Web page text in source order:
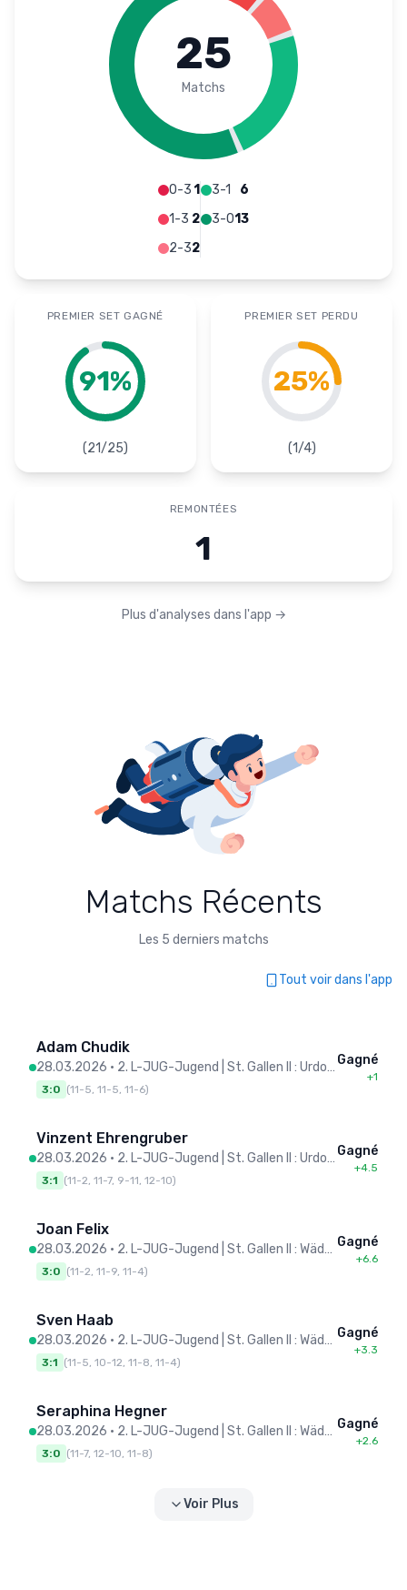
25
Matchs
0-31
1-3 2
2-32
3-1
6
3-013
PREMIER SET GAGNÉ
91%
(21/25)
PREMIER SET PERDU
25%
(1/4)
REMONTÉES
1
Plus d'analyses dans l'app →
Matchs Récents
Les 5 derniers matchs
Tout voir dans l'app
Adam Chudik
28.03.2026 • 2. L-JUG-Jugend | St. Gallen II : Urdorf
3:0 (11-5, 11-5, 11-6)
Gagné
+1
Vinzent Ehrengruber
28.03.2026 • 2. L-JUG-Jugend | St. Gallen II : Urdorf
3:1 (11-2, 11-7, 9-11, 12-10)
Gagné
+4.5
Joan Felix
28.03.2026 • 2. L-JUG-Jugend | St. Gallen II : Wädenswil
3:0 (11-2, 11-9, 11-4)
Gagné
+6.6
Sven Haab
28.03.2026 • 2. L-JUG-Jugend | St. Gallen II : Wädenswil
3:1 (11-5, 10-12, 11-8, 11-4)
Gagné
+3.3
Seraphina Hegner
28.03.2026 • 2. L-JUG-Jugend | St. Gallen II : Wädenswil
3:0 (11-7, 12-10, 11-8)
Gagné
+2.6
Voir Plus